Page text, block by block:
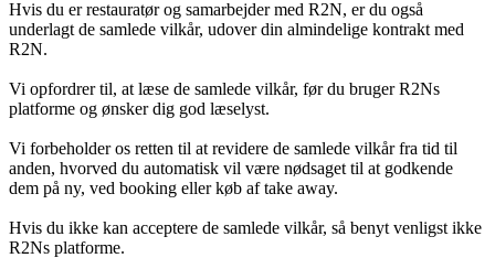
Hvis du er restauratør og samarbejder med R2N, er du også
underlagt de samlede vilkår, udover din almindelige kontrakt med
R2N.
Vi opfordrer til, at læse de samlede vilkår, før du bruger R2Ns
platforme og ønsker dig god læselyst.
Vi forbeholder os retten til at revidere de samlede vilkår fra tid til
anden, hvorved du automatisk vil være nødsaget til at godkende
dem på ny, ved booking eller køb af take away.
Hvis du ikke kan acceptere de samlede vilkår, så benyt venligst ikke
R2Ns platforme.